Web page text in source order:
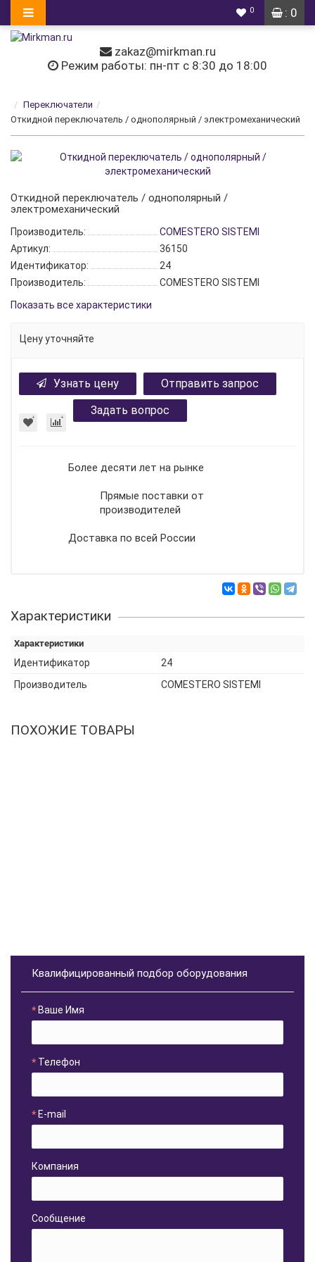
: 0
0
zakaz@mirkman.ru
Режим работы: пн-пт с 8:30 до 18:00
Переключатели
Откидной переключатель / однополярный / электромеханический
Откидной переключатель / однополярный /
электромеханический
Производитель:
COMESTERO SISTEMI
Артикул:
36150
Идентификатор:
24
Производитель:
COMESTERO SISTEMI
Показать все характеристики
Цену уточняйте
Узнать цену
Отправить запрос
Задать вопрос
Более десяти лет на рынке
Прямые поставки от
производителей
Доставка по всей России
Характеристики
Характеристики
Идентификатор
24
Производитель
COMESTERO SISTEMI
ПОХОЖИЕ ТОВАРЫ
Квалифицированный подбор оборудования
Ваше Имя
Телефон
E-mail
Компания
Сообщение